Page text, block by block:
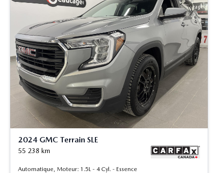
2024 GMC Terrain SLE
55 238 km
Automatique, Moteur: 1.5L - 4 Cyl. - Essence